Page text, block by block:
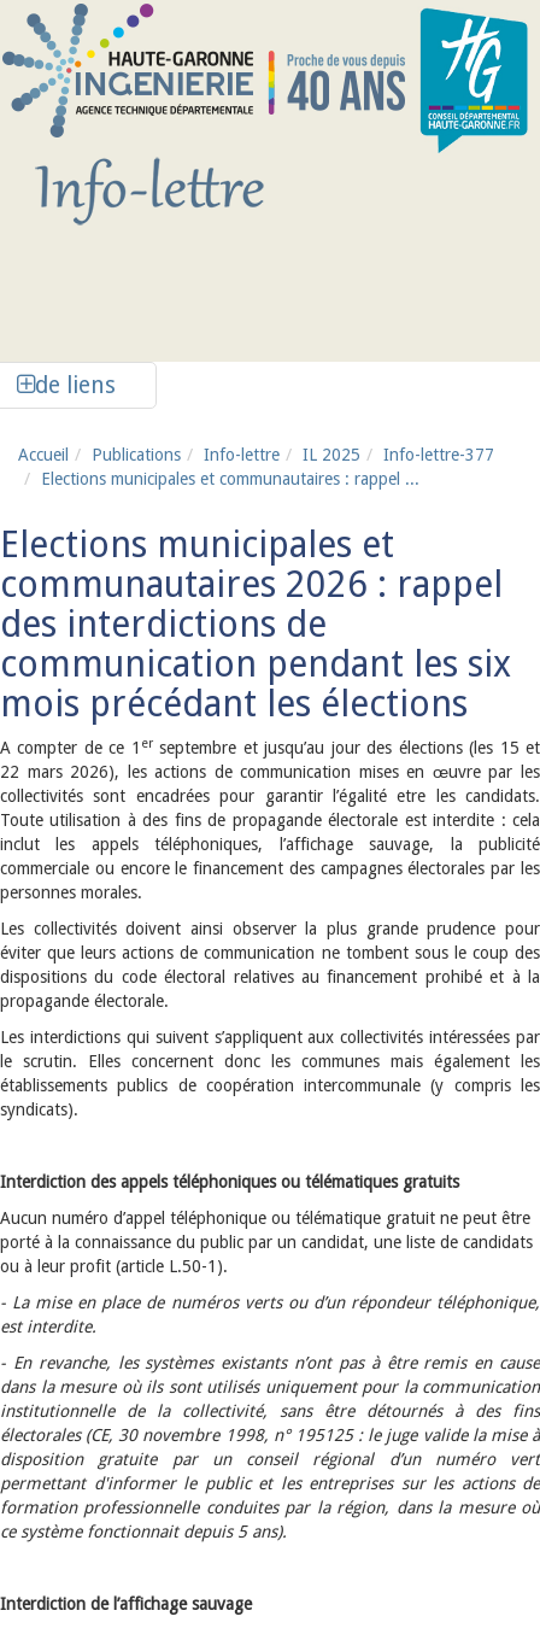
Aller au contenu principal
de liens
Accueil Publications Info-lettre IL 2025
Info-lettre-377
Elections municipales et communautaires : rappel ...
Elections municipales et
communautaires 2026 : rappel
des interdictions de
communication pendant les six
mois précédant les élections
A compter de ce 1 erseptembre et jusqu’au jour des élections (les 15 et
22 mars 2026), les actions de communication mises en œuvre par les
collectivités sont encadrées pour garantir l’égalité etre les candidats.
Toute utilisation à des fins de propagande électorale est interdite : cela
inclut les appels téléphoniques, l’affichage sauvage, la publicité
commerciale ou encore le financement des campagnes électorales par les
personnes morales.
Les collectivités doivent ainsi observer la plus grande prudence pour
éviter que leurs actions de communication ne tombent sous le coup des
dispositions du code électoral relatives au financement prohibé et à la
propagande électorale.
Les interdictions qui suivent s’appliquent aux collectivités intéressées par
le scrutin. Elles concernent donc les communes mais également les
établissements publics de coopération intercommunale (y compris les
syndicats).
Interdiction des appels téléphoniques ou télématiques gratuits
Aucun numéro d’appel téléphonique ou télématique gratuit ne peut être
porté à la connaissance du public par un candidat, une liste de candidats
ou à leur profit (article L.50-1).
- La mise en place de numéros verts ou d’un répondeur téléphonique,
est interdite.
- En revanche, les systèmes existants n’ont pas à être remis en cause
dans la mesure où ils sont utilisés uniquement pour la communication
institutionnelle de la collectivité, sans être détournés à des fins
électorales (CE, 30 novembre 1998, n° 195125 : le juge valide la mise à
disposition gratuite par un conseil régional d’un numéro vert
permettant d'informer le public et les entreprises sur les actions de
formation professionnelle conduites par la région, dans la mesure où
ce système fonctionnait depuis 5 ans).
Interdiction de l’affichage sauvage